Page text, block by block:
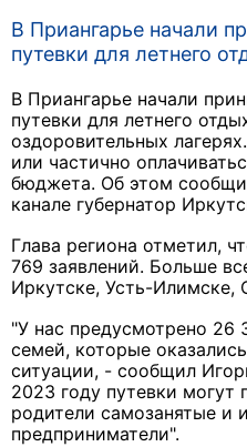
В Приангарье начали
путевки для летнего
В Приангарье начали
путевки для летнего
оздоровительных
или частично
бюджета. Об этом
канале губернатор
Глава региона отметил,
769 заявлений. Больше
Иркутске, Усть-Илимске,
"У нас предусмотрено 26
семей, которые
ситуации, - сообщил
2023 году путевки могут
родители самозанятые и
предприниматели".